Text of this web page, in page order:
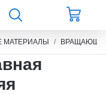
МАТЕРИАЛЫ